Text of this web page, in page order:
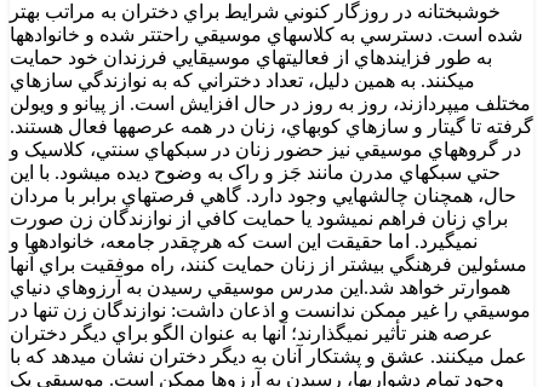
خوشبختانه در روزگار کنوني شرايط براي دختران به مراتب بهتر
شده است. دسترسي به کلاسهاي موسيقي راحتتر شده و خانوادهها
به طور فزايندهاي از فعاليتهاي موسيقايي فرزندان خود حمايت
ميکنند. به همين دليل، تعداد دختراني که به نوازندگي سازهاي
مختلف ميپردازند، روز به روز در حال افزايش است. از پيانو و ويولن
گرفته تا گيتار و سازهاي کوبهاي، زنان در همه عرصهها فعال هستند.
در گروههاي موسيقي نيز حضور زنان در سبکهاي سنتي، کلاسيک و
حتي سبکهاي مدرن مانند جَز و راک به وضوح ديده ميشود. با اين
حال، همچنان چالشهايي وجود دارد. گاهي فرصتهاي برابر با مردان
براي زنان فراهم نميشود يا حمايت کافي از نوازندگان زن صورت
نميگيرد. اما حقيقت اين است که هرچقدر جامعه، خانوادهها و
مسئولين فرهنگي بيشتر از زنان حمايت کنند، راه موفقيت براي آنها
هموارتر خواهد شد.اين مدرس موسيقي رسيدن به آرزوهاي دنياي
موسيقي را غير ممکن ندانست و اذعان داشت: نوازندگان زن تنها در
عرصه هنر تأثير نميگذارند؛ آنها به عنوان الگو براي ديگر دختران
عمل ميکنند. عشق و پشتکار آنان به ديگر دختران نشان ميدهد که با
وجود تمام دشواريها، رسيدن به آرزوها ممکن است. موسيقي يک